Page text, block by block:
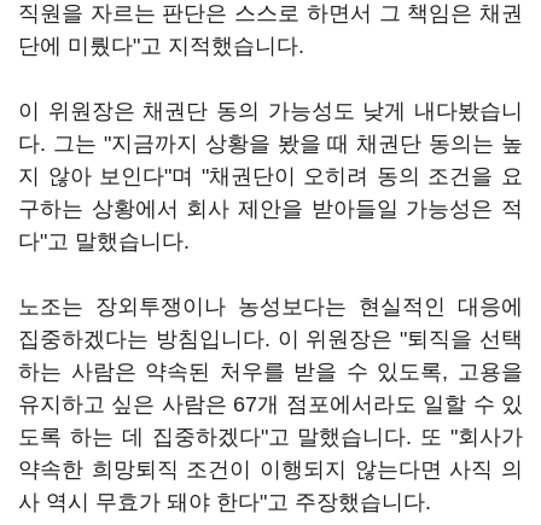
직원을 자르는 판단은 스스로 하면서 그 책임은 채권
단에 미뤘다"고 지적했습니다.
이 위원장은 채권단 동의 가능성도 낮게 내다봤습니
다. 그는 "지금까지 상황을 봤을 때 채권단 동의는 높
지 않아 보인다"며 "채권단이 오히려 동의 조건을 요
구하는 상황에서 회사 제안을 받아들일 가능성은 적
다"고 말했습니다.
노조는 장외투쟁이나 농성보다는 현실적인 대응에
집중하겠다는 방침입니다. 이 위원장은 "퇴직을 선택
하는 사람은 약속된 처우를 받을 수 있도록, 고용을
유지하고 싶은 사람은 67개 점포에서라도 일할 수 있
도록 하는 데 집중하겠다"고 말했습니다. 또 "회사가
약속한 희망퇴직 조건이 이행되지 않는다면 사직 의
사 역시 무효가 돼야 한다"고 주장했습니다.